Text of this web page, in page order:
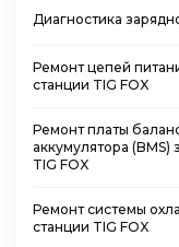
Диагностика
Ремонт цепей
станции TIG FOX
Ремонт платы
аккумулятора (BMS)
TIG FOX
Ремонт системы
станции TIG FOX